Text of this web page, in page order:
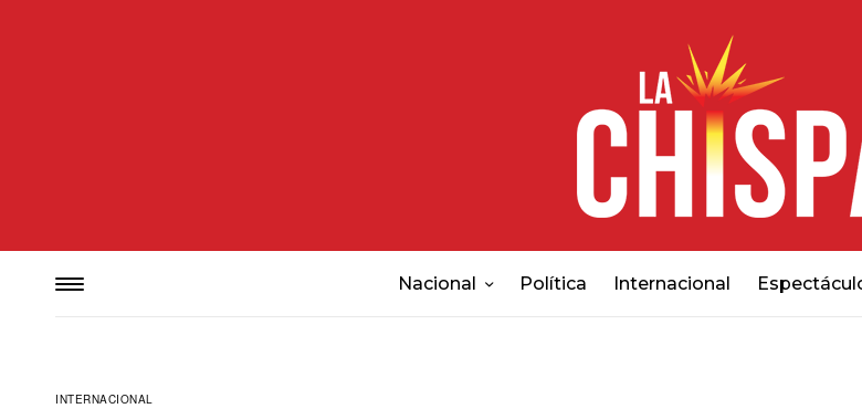
Nacional Política Internacional
INTERNACIONAL